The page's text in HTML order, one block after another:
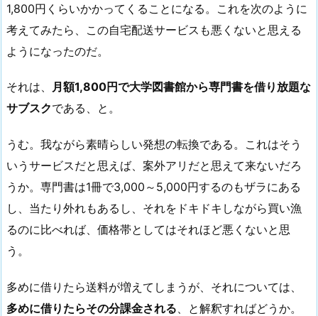
1,800円くらいかかってくることになる。これを次のように
考えてみたら、この自宅配送サービスも悪くないと思える
ようになったのだ。
それは、 月額1,800円で大学図書館から専門書を借り放題な
サブスクである、と。
うむ。我ながら素晴らしい発想の転換である。これはそう
いうサービスだと思えば、案外アリだと思えて来ないだろ
うか。専門書は1冊で3,000～5,000円するのもザラにある
し、当たり外れもあるし、それをドキドキしながら買い漁
るのに比べれば、価格帯としてはそれほど悪くないと思
う。
多めに借りたら送料が増えてしまうが、それについては、
多めに借りたらその分課金される 、と解釈すればどうか。